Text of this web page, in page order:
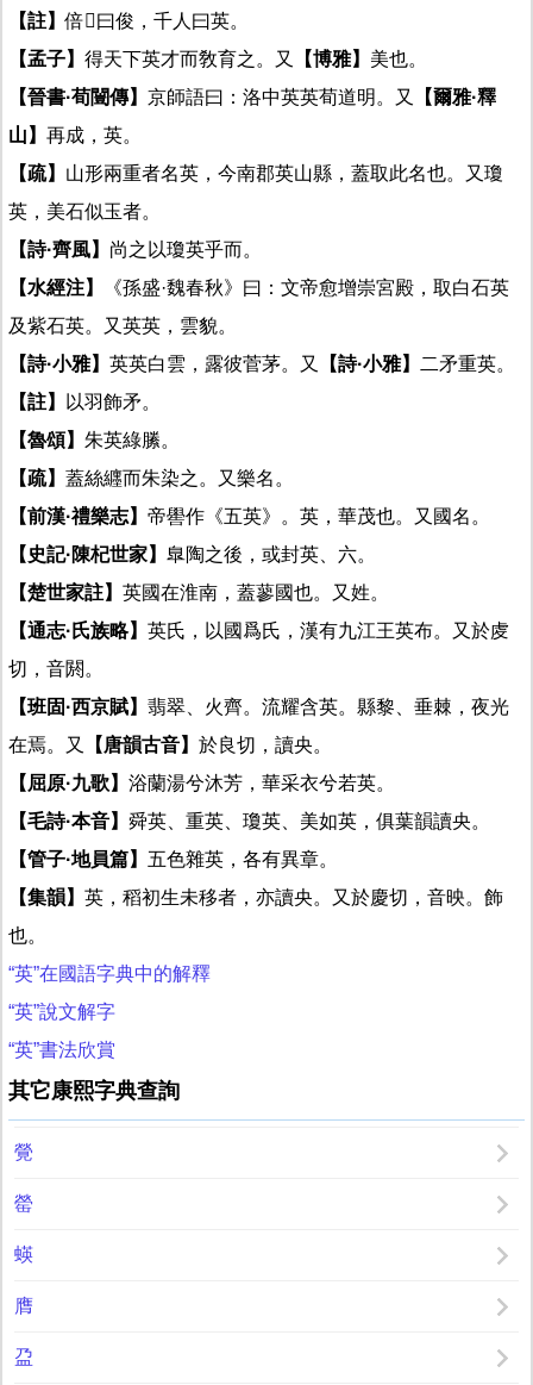
【註】倍𨕖曰俊，千人曰英。
【孟子】 得天下英才而敎育之。又 【博雅】 美也。
【晉書·荀闓傳】 京師語曰：洛中英英荀道明。又
【爾雅·釋
山】 再成，英。
【疏】 山形兩重者名英，今南郡英山縣，蓋取此名也。又瓊
英，美石似玉者。
【詩·齊風】 尚之以瓊英乎而。
【水經注】
《孫盛·魏春秋》曰：文帝愈增崇宮殿，取白石英
及紫石英。又英英，雲貌。
【詩·小雅】 英英白雲，露彼菅茅。又 【詩·小雅】
二矛重英。
【註】
以羽飾矛。
【魯頌】 朱英綠縢。
【疏】 蓋絲纒而朱染之。又樂名。
【前漢·禮樂志】 帝嚳作《五英》。英，華茂也。又國名。
【史記·陳杞世家】 臯陶之後，或封英、六。
【楚世家註】 英國在淮南，蓋蓼國也。又姓。
【通志·氏族略】 英氏，以國爲氏，漢有九江王英布。又於䖍
切，音閼。
【班固·西京賦】 翡翠、火齊。流耀含英。縣黎、垂棘，夜光
在焉。又
【唐韻古音】 於良切，讀央。
【屈原·九歌】 浴蘭湯兮沐芳，華采衣兮若英。
【毛詩·本音】 舜英、重英、瓊英、美如英，俱葉韻讀央。
【管子·地員篇】 五色雜英，各有異章。
【集韻】 英，稻初生未移者，亦讀央。又於慶切，音映。飾
也。
“英”在國語字典中的解釋
“英”說文解字
“英”書法欣賞
其它康熙字典查詢
覮
罃
蝧
膺
盁